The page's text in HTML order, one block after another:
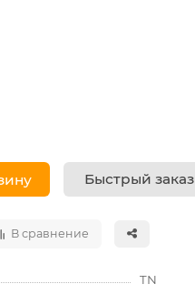
Быстрый заказ
В сравнение
TN